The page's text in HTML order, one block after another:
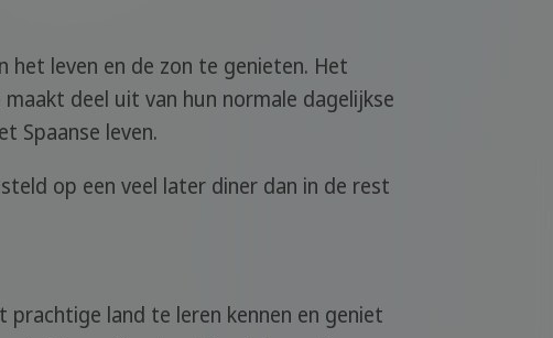
het leven en de zon te genieten. Het
deel uit van hun normale dagelijkse
Spaanse leven.
op een veel later diner dan in de rest
prachtige land te leren kennen en geniet